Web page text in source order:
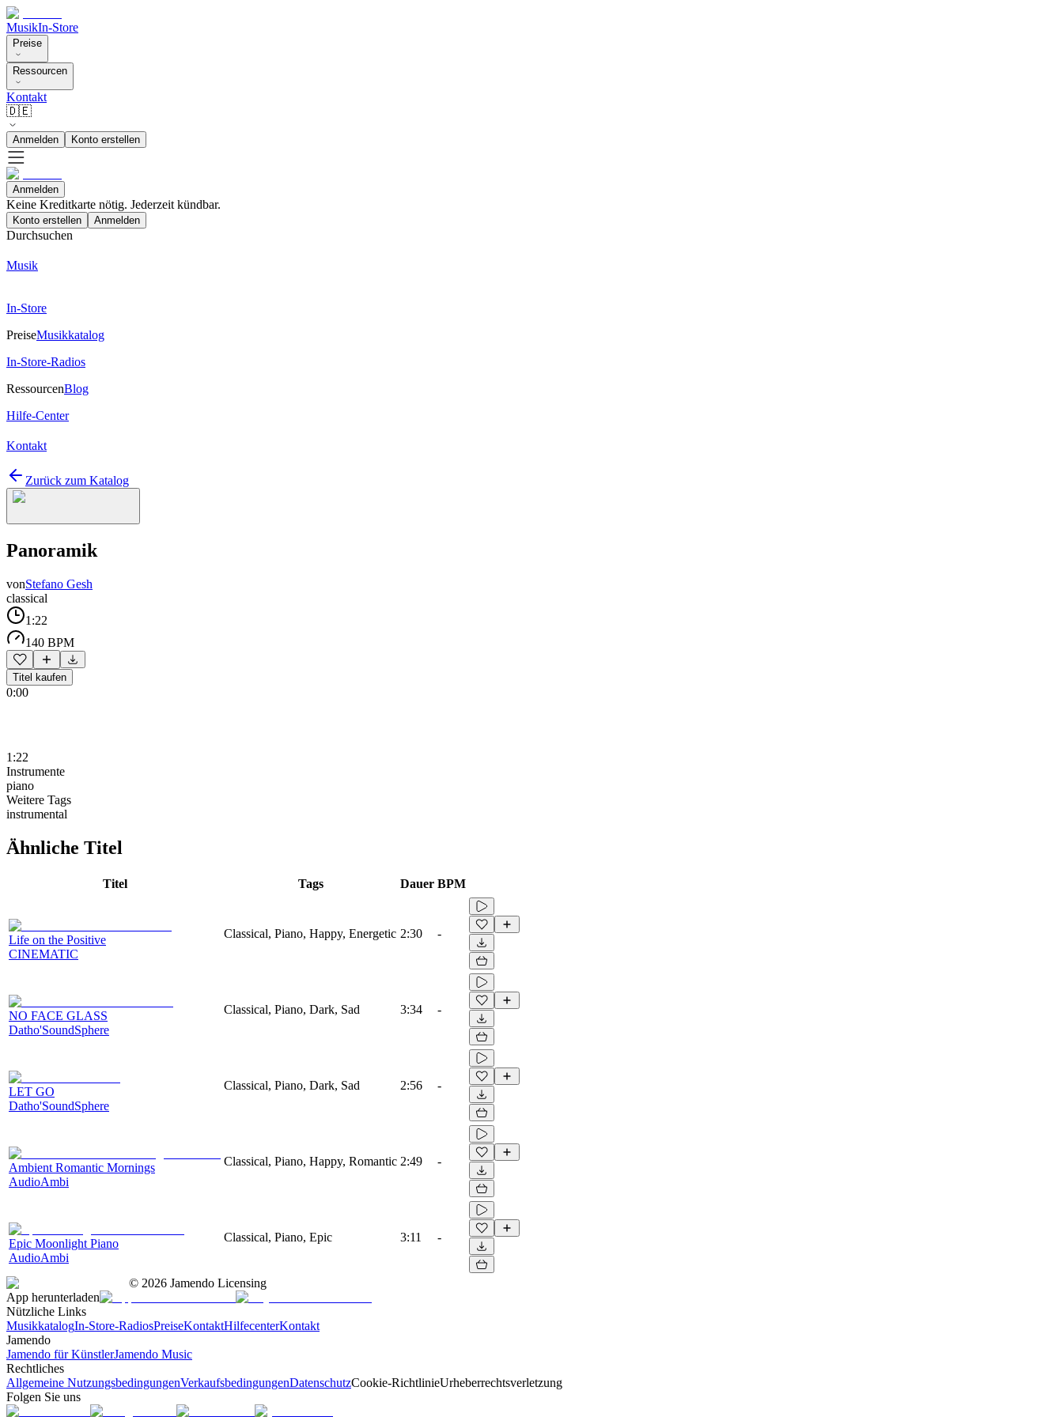
MusikIn-Store
Preise
Ressourcen
Kontakt
🇩🇪
Anmelden Konto erstellen
Anmelden
Keine Kreditkarte nötig. Jederzeit kündbar.
Konto erstellen Anmelden
Durchsuchen
Musik
In-Store
PreiseMusikkatalog
In-Store-Radios
RessourcenBlog
Hilfe-Center
Kontakt
Zurück zum Katalog
Panoramik
vonStefano Gesh
classical
1:22
140 BPM
Titel kaufen
0:00
1:22
Instrumente
piano
Weitere Tags
instrumental
Ähnliche Titel
Titel Tags Dauer BPM
Life on the Positive
CINEMATIC
Classical, Piano, Happy, Energetic 2:30 -
NO FACE GLASS
Datho'SoundSphere
Classical, Piano, Dark, Sad 3:34 -
LET GO
Datho'SoundSphere
Classical, Piano, Dark, Sad 2:56 -
Ambient Romantic Mornings
AudioAmbi
Classical, Piano, Happy, Romantic 2:49 -
Epic Moonlight Piano
AudioAmbi
Classical, Piano, Epic 3:11 -
© 2026 Jamendo Licensing
App herunterladen
Nützliche Links
MusikkatalogIn-Store-RadiosPreiseKontaktHilfecenterKontakt
Jamendo
Jamendo für KünstlerJamendo Music
Rechtliches
Allgemeine NutzungsbedingungenVerkaufsbedingungenDatenschutzCookie-RichtlinieUrheberrechtsverletzung
Folgen Sie uns